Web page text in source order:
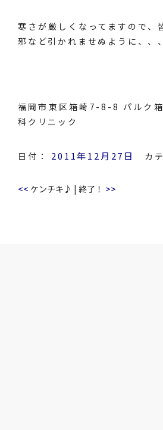
寒さが厳しくなってますので、
邪など引かれませぬように、、
福岡市東区箱崎7-8-8 パルク
科クリニック
日付： 2011年12月27日 カテ
<< ケンチキ♪ | 終了！ >>